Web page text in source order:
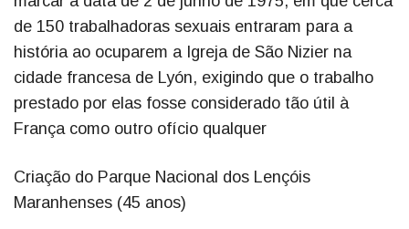
de 150 trabalhadoras sexuais entraram para a
história ao ocuparem a Igreja de São Nizier na
cidade francesa de Lyón, exigindo que o trabalho
prestado por elas fosse considerado tão útil à
França como outro ofício qualquer
Criação do Parque Nacional dos Lençóis
Maranhenses (45 anos)